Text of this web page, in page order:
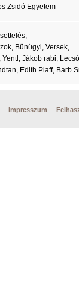
Zsidó Egyetem
Bünügyi, Versek,
Yentl, Jákob rabi,
Edith Piaff, Barb
Impresszum